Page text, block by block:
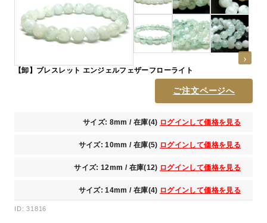
【卸】ブレスレット エンジェルフェザーフローライト
ご注文ページへ
サイズ: 8mm / 在庫(4) ログインして価格を見る
サイズ: 10mm / 在庫(5) ログインして価格を見る
サイズ: 12mm / 在庫(12) ログインして価格を見る
サイズ: 14mm / 在庫(4) ログインして価格を見る
ID: 31816